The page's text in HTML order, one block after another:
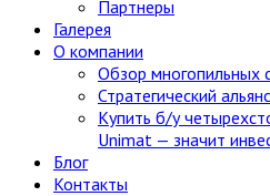
Партнеры
Галерея
О компании
Обзор многопильных
Стратегический
Купить б/у
Unimat — значит
Блог
Контакты